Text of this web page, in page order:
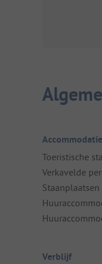
Toeristische
Verkavelde
Verblijf